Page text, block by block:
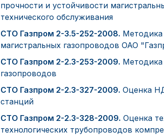
прочности и устойчивости
технического обслуживания
СТО Газпром 2-3.5-252-2008. Методика
магистральных газопроводов ОАО
СТО Газпром 2-2.3-253-2009. Методика
газопроводов
СТО Газпром 2-2.3-327-2009. Оценка
станций
СТО Газпром 2-2.3-328-2009. Оценка
технологических трубопроводов